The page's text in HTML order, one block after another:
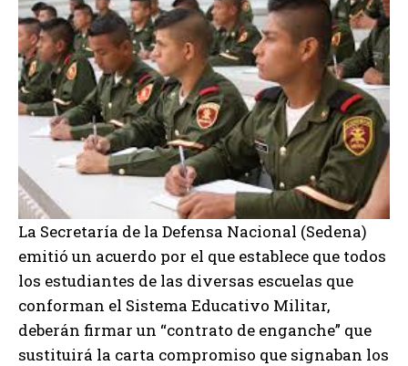
La Secretaría de la Defensa Nacional (Sedena)
emitió un acuerdo por el que establece que todos
los estudiantes de las diversas escuelas que
conforman el Sistema Educativo Militar,
deberán firmar un “contrato de enganche” que
sustituirá la carta compromiso que signaban los